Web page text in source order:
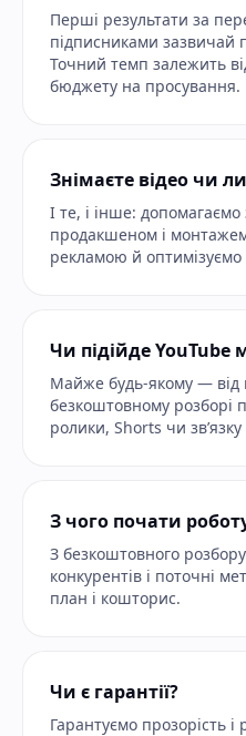
Перші результати за
підписниками зазвичай
Точний темп залежить
бюджету на просування.
Знімаєте відео чи
І те, і інше: допомагаємо
продакшеном і
рекламою й оптимізуємо
Чи підійде YouTube
Майже будь-якому — від
безкоштовному розборі
ролики, Shorts чи
З чого почати
З безкоштовного
конкурентів і поточні
план і кошторис.
Чи є гарантії?
Гарантуємо прозорість і